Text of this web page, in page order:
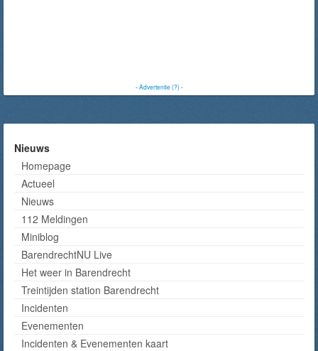
-Advertentie (?)-
Nieuws
Homepage
Actueel
Nieuws
112 Meldingen
Miniblog
BarendrechtNU Live
Het weer in Barendrecht
Treintijden station Barendrecht
Incidenten
Evenementen
Incidenten & Evenementen kaart